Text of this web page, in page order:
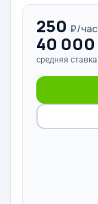
250 ₽/час
40 000
средняя ставка